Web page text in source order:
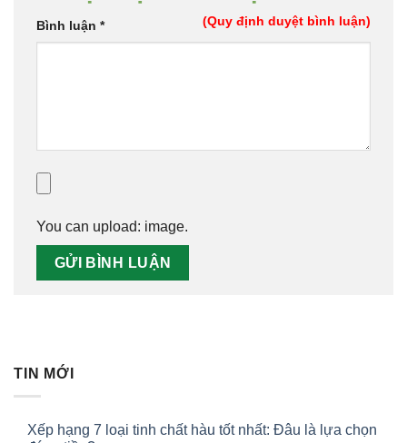
TIN MỚI
Xếp hạng 7 loại tinh chất hàu tốt nhất: Đâu là lựa chọn
(Quy định duyệt bình luận)
Bình luận *
You can upload: image.